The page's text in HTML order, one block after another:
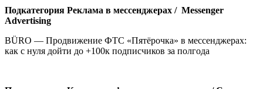
Подкатегория Реклама в мессенджерах / Messenger
Advertising
BÜRO — Продвижение ФТС «Пятёрочка» в мессенджерах:
как с нуля дойти до +100к подписчиков за полгода